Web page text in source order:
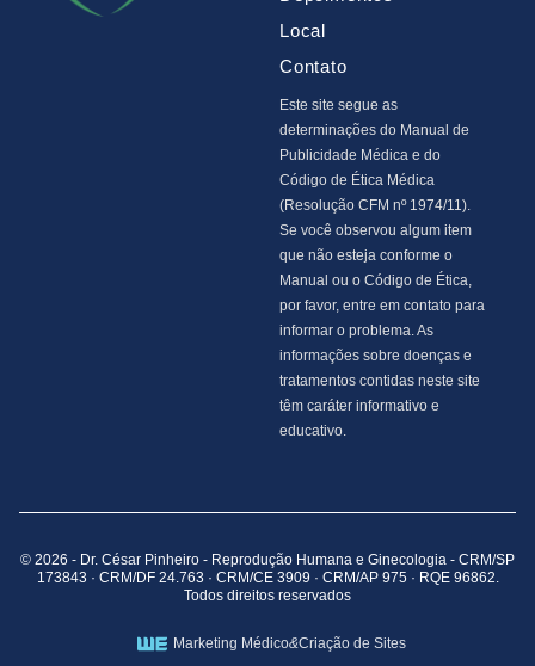
Local
Contato
Este site segue as
determinações do Manual de
Publicidade Médica e do
Código de Ética Médica
(Resolução CFM nº 1974/11).
Se você observou algum item
que não esteja conforme o
Manual ou o Código de Ética,
por favor, entre em contato para
informar o problema. As
informações sobre doenças e
tratamentos contidas neste site
têm caráter informativo e
educativo.
© 2026 - Dr. César Pinheiro - Reprodução Humana e Ginecologia - CRM/SP
173843 · CRM/DF 24.763 · CRM/CE 3909 · CRM/AP 975 · RQE 96862.
Todos direitos reservados
Marketing Médico&Criação de Sites